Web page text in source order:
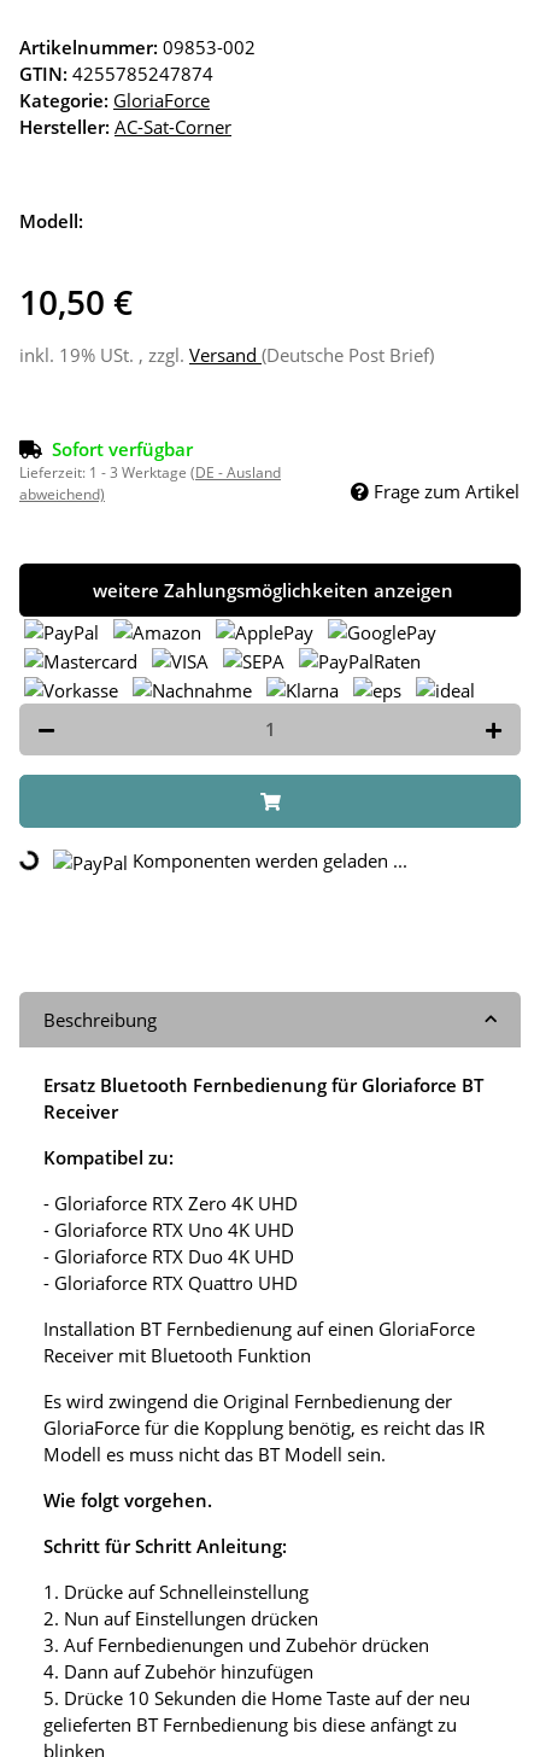
Artikelnummer: 09853-002
GTIN: 4255785247874
Kategorie: GloriaForce
Hersteller: AC-Sat-Corner
Modell:
10,50 €
inkl. 19% USt. , zzgl. Versand (Deutsche Post Brief)
Sofort verfügbar
Lieferzeit: 1 - 3 Werktage (DE - Ausland
abweichend)
Frage zum Artikel
weitere Zahlungsmöglichkeiten anzeigen
Loading... Komponenten werden geladen ...
Beschreibung
Ersatz Bluetooth Fernbedienung für Gloriaforce BT
Receiver
Kompatibel zu:
- Gloriaforce RTX Zero 4K UHD
- Gloriaforce RTX Uno 4K UHD
- Gloriaforce RTX Duo 4K UHD
- Gloriaforce RTX Quattro UHD
Installation BT Fernbedienung auf einen GloriaForce
Receiver mit Bluetooth Funktion
Es wird zwingend die Original Fernbedienung der
GloriaForce für die Kopplung benötig, es reicht das IR
Modell es muss nicht das BT Modell sein.
Wie folgt vorgehen.
Schritt für Schritt Anleitung:
1. Drücke auf Schnelleinstellung
2. Nun auf Einstellungen drücken
3. Auf Fernbedienungen und Zubehör drücken
4. Dann auf Zubehör hinzufügen
5. Drücke 10 Sekunden die Home Taste auf der neu
gelieferten BT Fernbedienung bis diese anfängt zu
blinken